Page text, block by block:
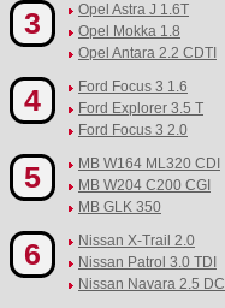
3
Opel Astra J 1.6T
Opel Mokka 1.8
Opel Antara 2.2 CDTI
4
Ford Focus 3 1.6
Ford Explorer 3.5 T
Ford Focus 3 2.0
5
MB W164 ML320 CDI
MB W204 C200 CGI
MB GLK 350
6
Nissan X-Trail 2.0
Nissan Patrol 3.0 TDI
Nissan Navara 2.5 DCI